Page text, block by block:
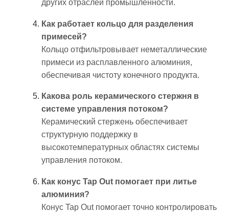
других отраслей промышленности.
Как работает кольцо для разделения
примесей?
Кольцо отфильтровывает неметаллические
примеси из расплавленного алюминия,
обеспечивая чистоту конечного продукта.
Какова роль керамического стержня в
системе управления потоком?
Керамический стержень обеспечивает
структурную поддержку в
высокотемпературных областях системы
управления потоком.
Как конус Tap Out помогает при литье
алюминия?
Конус Tap Out помогает точно контролировать